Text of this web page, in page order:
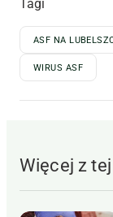
Tagi
ASF NA
WIRUS ASF
Więcej z